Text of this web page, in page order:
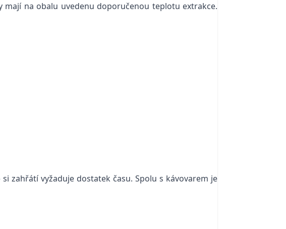
na obalu uvedenu doporučenou teplotu extrakce.
zahřátí vyžaduje dostatek času. Spolu s kávovarem je